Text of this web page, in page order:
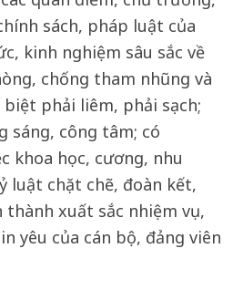
sách, pháp luật của
kinh nghiệm sâu sắc về
chống tham nhũng và
phải liêm, phải sạch;
sáng, công tâm; có
khoa học, cương, nhu
luật chặt chẽ, đoàn kết,
xuất sắc nhiệm vụ,
yêu của cán bộ, đảng viên